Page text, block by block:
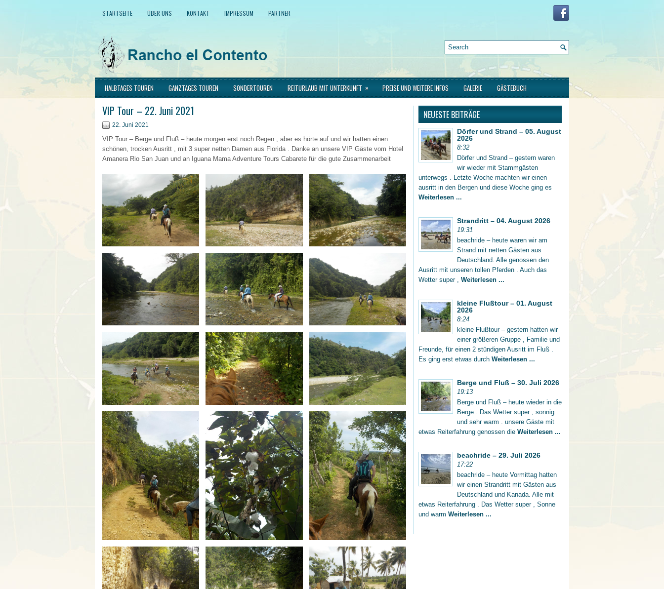
STARTSEITE ÜBER UNS KONTAKT IMPRESSUM PARTNER
HALBTAGES TOUREN GANZTAGES TOUREN SONDERTOUREN REITURLAUB MIT UNTERKUNFT » PREISE UND WEITERE INFOS GALERIE GÄSTEBUCH
VIP Tour – 22. Juni 2021
22. Juni 2021
VIP Tour – Berge und Fluß – heute morgen erst noch Regen , aber es hörte auf und wir hatten einen
schönen, trocken Ausritt , mit 3 super netten Damen aus Florida . Danke an unsere VIP Gäste vom Hotel
Amanera Rio San Juan und an Iguana Mama Adventure Tours Cabarete für die gute Zusammenarbeit
NEUESTE BEITRÄGE
Dörfer und Strand – 05. August
2026
8:32
Dörfer und Strand – gestern waren
wir wieder mit Stammgästen
unterwegs . Letzte Woche machten wir einen
ausritt in den Bergen und diese Woche ging es
Weiterlesen ...
Strandritt – 04. August 2026
19:31
beachride – heute waren wir am
Strand mit netten Gästen aus
Deutschland. Alle genossen den
Ausritt mit unseren tollen Pferden . Auch das
Wetter super , Weiterlesen ...
kleine Flußtour – 01. August
2026
8:24
kleine Flußtour – gestern hatten wir
einer größeren Gruppe , Familie und
Freunde, für einen 2 stündigen Ausritt im Fluß .
Es ging erst etwas durch Weiterlesen ...
Berge und Fluß – 30. Juli 2026
19:13
Berge und Fluß – heute wieder in die
Berge . Das Wetter super , sonnig
und sehr warm . unsere Gäste mit
etwas Reiterfahrung genossen die Weiterlesen ...
beachride – 29. Juli 2026
17:22
beachride – heute Vormittag hatten
wir einen Strandritt mit Gästen aus
Deutschland und Kanada. Alle mit
etwas Reiterfahrung . Das Wetter super , Sonne
und warm Weiterlesen ...